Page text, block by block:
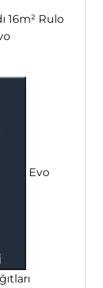
16m² Rulo
Evo